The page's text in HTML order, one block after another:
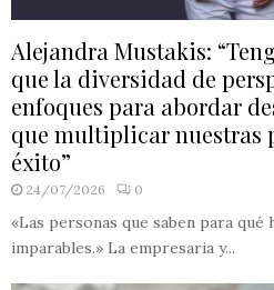
Alejandra Mustakis:
que la diversidad de
enfoques para abordar
que multiplicar nuestras
éxito”
24/07/2026 0
«Las personas que saben para qué
imparables.» La empresaria y...